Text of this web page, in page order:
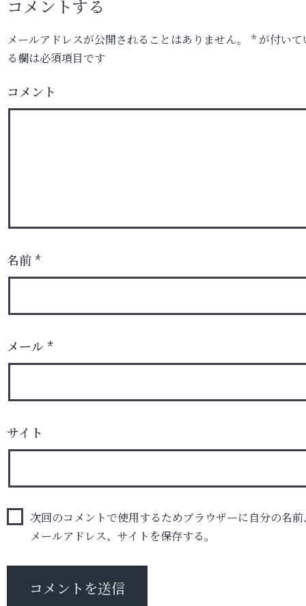
コメントする
メールアドレスが公開されることはありません。 *が付いて
る欄は必須項目です
コメント
名前 *
メール *
サイト
次回のコメントで使用するためブラウザーに自分の名前
メールアドレス、サイトを保存する。